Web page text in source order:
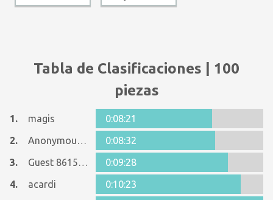
Tabla de Clasificaciones | 100
piezas
1. magis
0:08:21
2.
Anonymous 1071652
0:08:32
3.
Guest 8615090
0:09:28
4.
acardi
0:10:23